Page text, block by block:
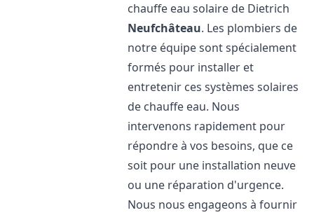
chauffe eau solaire de Dietrich
Neufchâteau. Les plombiers de
notre équipe sont spécialement
formés pour installer et
entretenir ces systèmes solaires
de chauffe eau. Nous
intervenons rapidement pour
répondre à vos besoins, que ce
soit pour une installation neuve
ou une réparation d'urgence.
Nous nous engageons à fournir